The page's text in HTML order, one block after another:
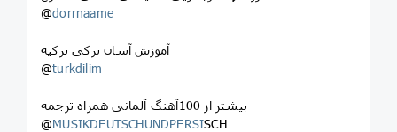
@dorrnaame
آموزش آسان ترکی ترکیه
@turkdilim
بیشتر از 100آهنگ آلمانی همراه ترجمه
@MUSIKDEUTSCHUNDPERSISCH